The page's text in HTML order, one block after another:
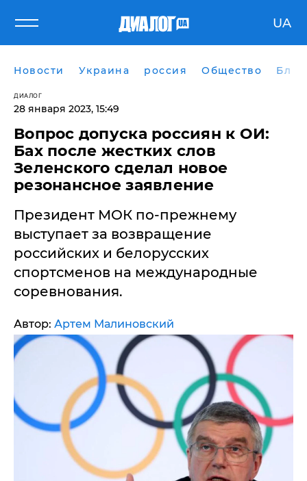
UA
Новости Украина россия Общество
ДИАЛОГ
28 января 2023, 15:49
Вопрос допуска россиян к ОИ:
Бах после жестких слов
Зеленского сделал новое
резонансное заявление
Президент МОК по-прежнему
выступает за возвращение
российских и белорусских
спортсменов на международные
соревнования.
Автор: Артем Малиновский